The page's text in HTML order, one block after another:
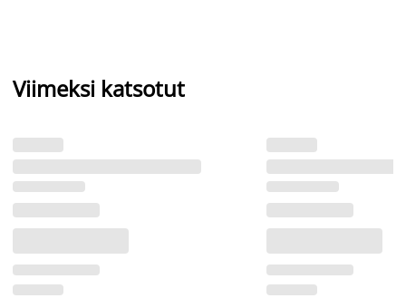
Viimeksi katsotut